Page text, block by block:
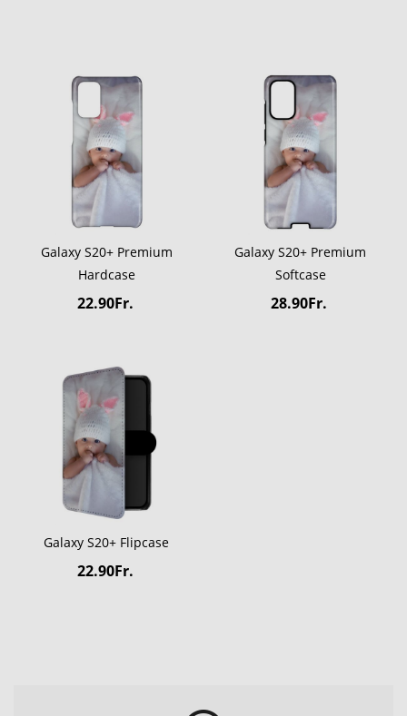
Galaxy S20+ Premium
Hardcase
22.90Fr.
Galaxy S20+ Premium
Softcase
28.90Fr.
Galaxy S20+ Flipcase
22.90Fr.